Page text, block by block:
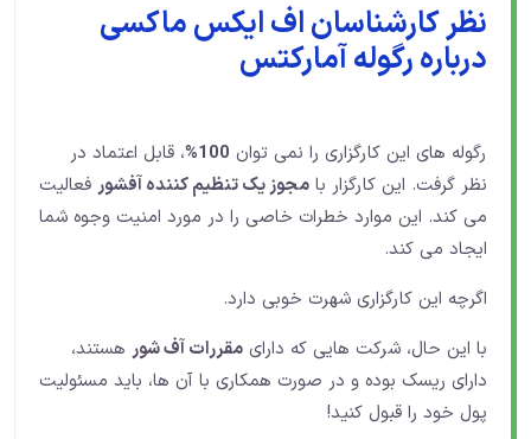
نظر کارشناسان اف ایکس ماکسی
درباره رگوله آمارکتس
رگوله های این کارگزاری را نمی توان 100% ، قابل اعتماد در
نظر گرفت. این کارگزار با مجوز یک تنظیم کننده آفشور فعالیت
می کند. این موارد خطرات خاصی را در مورد امنیت وجوه شما
ایجاد می کند.
اگرچه این کارگزاری شهرت خوبی دارد.
با این حال، شرکت هایی که دارای مقررات آف شور هستند،
دارای ریسک بوده و در صورت همکاری با آن ها، باید مسئولیت
پول خود را قبول کنید!